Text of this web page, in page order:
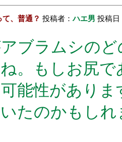
、普通？ 投稿者：ハエ男 投稿日
ブラムシの
。もしお尻
能性があり
たのかもしれ